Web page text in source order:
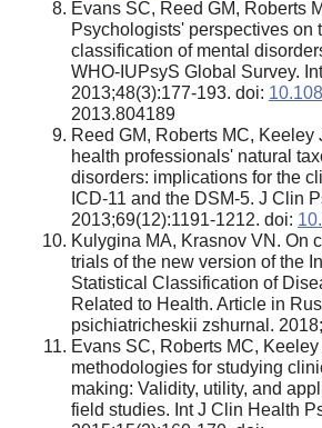
Evans SC, Reed GM, Roberts
Psychologists' perspectives on
classification of mental
WHO-IUPsyS Global Survey.
2013;48(3):177-193. doi:
2013.804189
Reed GM, Roberts MC, Keeley
health professionals' natural
disorders: implications for the
ICD-11 and the DSM-5. J Clin
2013;69(12):1191-1212. doi:
Kulygina MA, Krasnov VN. On
trials of the new version of the
Statistical Classification of
Related to Health. Article in
psichiatricheskii zshurnal.
Evans SC, Roberts MC,
methodologies for studying
making: Validity, utility, and
field studies. Int J Clin Health